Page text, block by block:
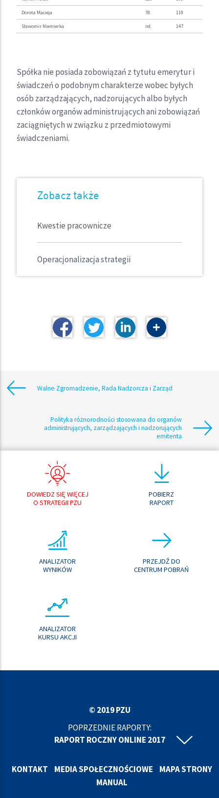
Dorota Macieja 78 119
Sławomir Niemierka nd. 147
Spółka nie posiada zobowiązań z tytułu emerytur i
świadczeń o podobnym charakterze wobec byłych
osób zarządzających, nadzorujących albo byłych
członków organów administrujących ani zobowiązań
zaciągniętych w związku z przedmiotowymi
świadczeniami.
Zobacz także
Kwestie pracownicze
Operacjonalizacja strategii
Walne Zgromadzenie, Rada Nadzorcza i Zarząd
Polityka różnorodności stosowana do organów
administrujących, zarządzających i nadzorujących
emitenta
DOWIEDZ SIĘ WIĘCEJ
O STRATEGII PZU
POBIERZ
RAPORT
ANALIZATOR
WYNIKÓW
PRZEJDŹ DO
CENTRUM POBRAŃ
ANALIZATOR
KURSU AKCJI
© 2019 PZU
POPRZEDNIE RAPORTY:
RAPORT ROCZNY ONLINE 2017
RAPORT ROCZNY ONLINE 2015
RAPORT ROCZNY ONLINE 2013
KONTAKT MEDIA SPOŁECZNOŚCIOWE
MAPA STRONY
MANUAL